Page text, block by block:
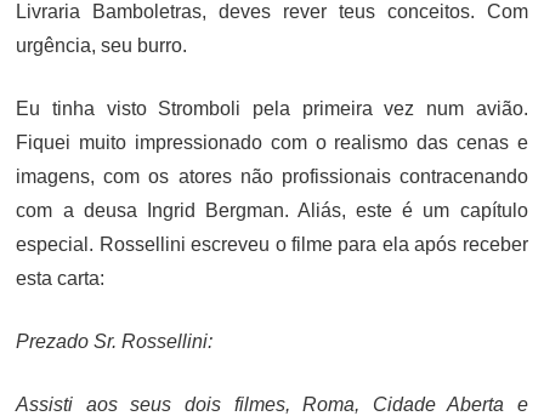
Livraria Bamboletras, deves rever teus conceitos. Com
urgência, seu burro.
Eu tinha visto Stromboli pela primeira vez num avião.
Fiquei muito impressionado com o realismo das cenas e
imagens, com os atores não profissionais contracenando
com a deusa Ingrid Bergman. Aliás, este é um capítulo
especial. Rossellini escreveu o filme para ela após receber
esta carta:
Prezado Sr. Rossellini:
Assisti aos seus dois filmes, Roma, Cidade Aberta e